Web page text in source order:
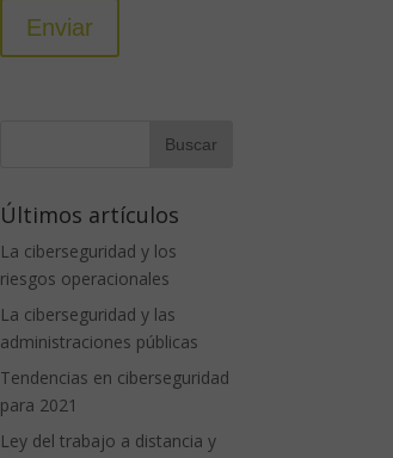
Últimos artículos
La ciberseguridad y los
riesgos operacionales
La ciberseguridad y las
administraciones públicas
Tendencias en ciberseguridad
para 2021
Ley del trabajo a distancia y